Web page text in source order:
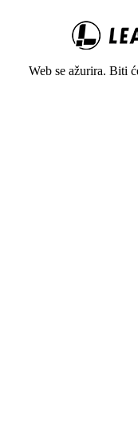
Web se ažurira. Biti